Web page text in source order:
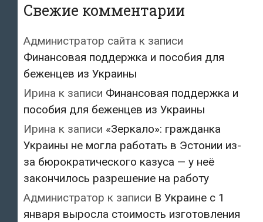
Свежие комментарии
Администратор сайта к записи
Финансовая поддержка и пособия для
беженцев из Украины
Ирина к записи Финансовая поддержка и
пособия для беженцев из Украины
Ирина к записи «Зеркало»: гражданка
Украины не могла работать в Эстонии из-
за бюрократического казуса — у неё
закончилось разрешение на работу
Администратор к записи В Украине с 1
января выросла стоимость изготовления